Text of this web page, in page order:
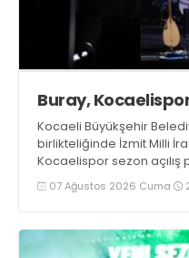
Buray,
Kocaeli Büyükşehir
birlikteliğinde İzmit Milli
Kocaelispor sezon açılış
Buray, verdiği konserle
07 Ağustos 2026 Cuma